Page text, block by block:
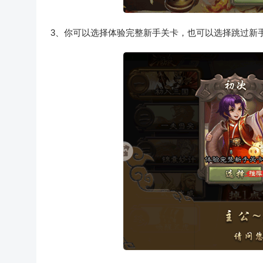
3、你可以选择体验完整新手关卡，也可以选择跳过新